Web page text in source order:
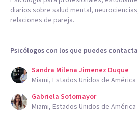
diarios sobre salud mental,
relaciones de pareja.
Psicólogos con los que puedes
Sandra Milena Jimenez Duque
Miami, Estados Unidos de América
Gabriela Sotomayor
Miami, Estados Unidos de América